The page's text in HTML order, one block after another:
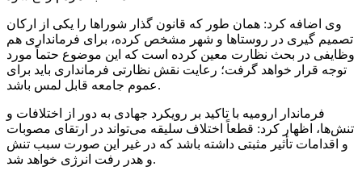
وی اضافه کرد: همان طور که قانون گذار شوراها را یکی از ارکان
تصمیم گیری در روستاها و شهر مشخص کرده، برای فرمانداری هم
وظایفی در بحث نظارت معین کرده است که این موضوع حتماً مورد
توجه قرار خواهد گرفت؛ رعایت نقش نظارتی فرمانداری باید برای
عموم جامعه قابل لمس باشد.
فرماندار ارومیه با تاکید بر رویکرد جهادی به دور از اختلافات و
تنش‌ها، اظهار کرد: قطعاً اختلاف سلیقه می‌تواند در ارتقای مصوبات
و اقدامات تأثیر مثبتی داشته باشد که در غیر این صورت سبب تنش
و هدر رفت انرژی خواهد شد.